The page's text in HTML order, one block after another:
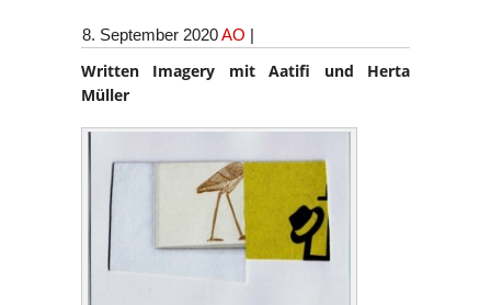
8. September 2020AO |
Written Imagery mit Aatifi und Herta
Müller